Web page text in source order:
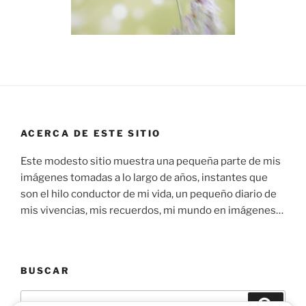
ACERCA DE ESTE SITIO
Este modesto sitio muestra una pequeña parte de mis
imágenes tomadas a lo largo de años, instantes que
son el hilo conductor de mi vida, un pequeño diario de
mis vivencias, mis recuerdos, mi mundo en imágenes…
BUSCAR
Buscar